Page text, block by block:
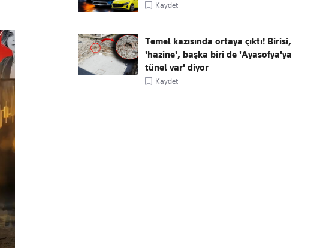
Kaydet
Temel kazısında ortaya çıktı! Birisi,
'hazine', başka biri de 'Ayasofya'ya
tünel var' diyor
Kaydet